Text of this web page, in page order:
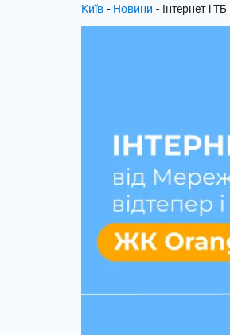
Київ - Новини - Інтернет і